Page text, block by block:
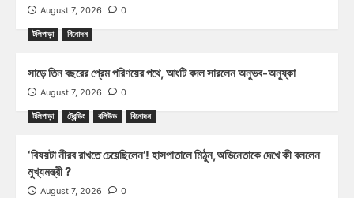
August 7, 2026 0
টলিপাড়া বিনোদন
সাড়ে তিন বছরের প্রেম পরিণয়ের পথে, আংটি বদল সারলেন অনুভব-অনুষ্কা
August 7, 2026 0
টলিপাড়া ট্রেন্ডিং বলিউড বিনোদন
‘বিষয়টা নীরব রাখতে চেয়েছিলেন’! হাসপাতালে মিঠুন,অভিনেতাকে দেখে কী বললেন
মুখ্যমন্ত্রী ?
August 7, 2026 0